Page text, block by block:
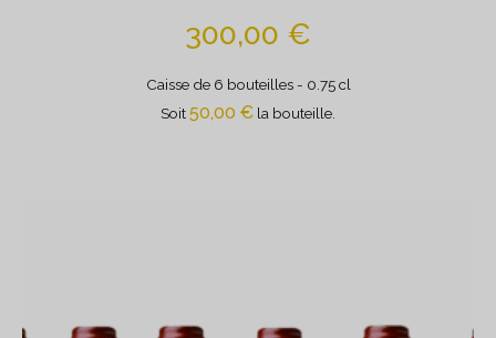
300,00 €
Caisse de 6 bouteilles- 0.75 cl
Soit50,00 € la bouteille.